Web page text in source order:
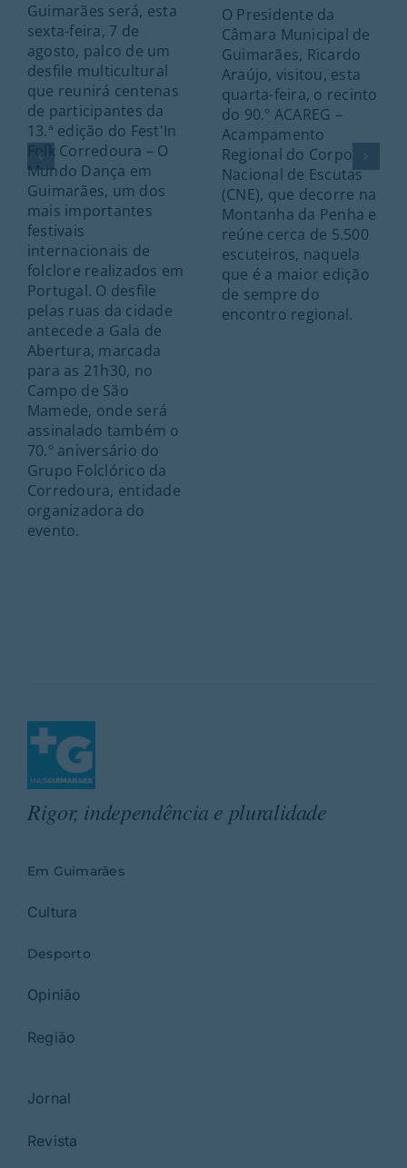
Guimarães será, esta
sexta-feira, 7 de
agosto, palco de um
desfile multicultural
que reunirá centenas
de participantes da
13.ª edição do Fest'In
Folk Corredoura – O
Mundo Dança em
Guimarães, um dos
mais importantes
festivais
internacionais de
folclore realizados em
Portugal. O desfile
pelas ruas da cidade
antecede a Gala de
Abertura, marcada
para as 21h30, no
Campo de São
Mamede, onde será
assinalado também o
70.º aniversário do
Grupo Folclórico da
Corredoura, entidade
organizadora do
evento.
O Presidente da
Câmara Municipal de
Guimarães, Ricardo
Araújo, visitou, esta
quarta-feira, o recinto
do 90.º ACAREG –
Acampamento
Regional do Corpo
Nacional de Escutas
(CNE), que decorre na
Montanha da Penha e
reúne cerca de 5.500
escuteiros, naquela
que é a maior edição
de sempre do
encontro regional.
Rigor, independência e pluralidade
Em Guimarães
Cultura
Desporto
Opinião
Região
Jornal
Revista